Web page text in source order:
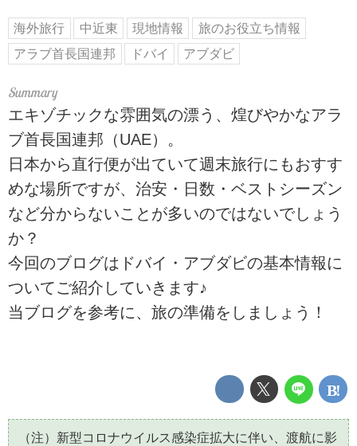
海外旅行 中近東 現地情報
旅のお役立ち情報
アラブ首長国連邦
ドバイ アブダビ
エキゾチックな雰囲気の漂う、煌びやかなアラ
ブ首長国連邦（UAE）。
日本から直行便が出ていて週末旅行にもおすす
めな場所ですが、治安・日数・ベストシーズン
など分からないことが多いのではないでしょう
か？
今回のブログはドバイ・アブダビの基本情報に
ついてご紹介していきます♪
当ブログを参考に、旅の準備をしましょう！
（注）新型コロナウイルス感染症拡大に伴い、渡航に影